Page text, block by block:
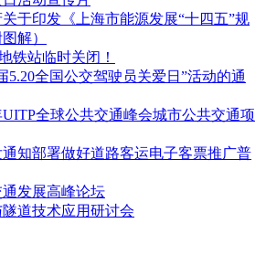
关于印发《上海市能源发展“十四五”规
解）
铁站临时关闭！
5.20全国公交驾驶员关爱日”活动的通
UITP全球公共交通峰会城市公共交通项
知部署做好道路客运电子客票推广普
通发展高峰论坛
道技术应用研讨会